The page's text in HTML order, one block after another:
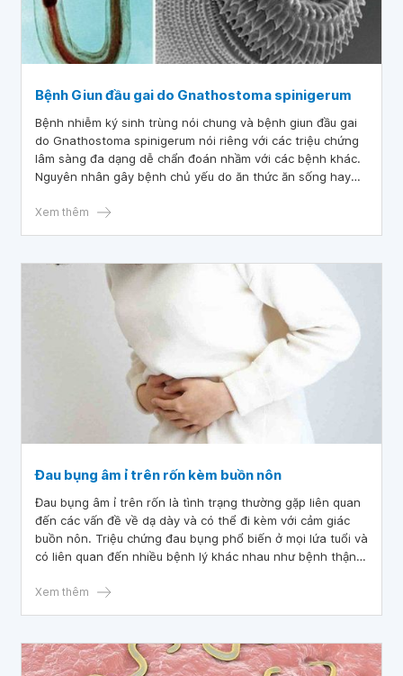
Bệnh Giun đầu gai do Gnathostoma spinigerum
Bệnh nhiễm ký sinh trùng nói chung và bệnh giun đầu gai
do Gnathostoma spinigerum nói riêng với các triệu chứng
lâm sàng đa dạng dễ chẩn đoán nhầm với các bệnh khác.
Nguyên nhân gây bệnh chủ yếu do ăn thức ăn sống hay
vùng dịch lưu hành.
Xem thêm
Đau bụng âm ỉ trên rốn kèm buồn nôn
Đau bụng âm ỉ trên rốn là tình trạng thường gặp liên quan
đến các vấn đề về dạ dày và có thể đi kèm với cảm giác
buồn nôn. Triệu chứng đau bụng phổ biến ở mọi lứa tuổi và
có liên quan đến nhiều bệnh lý khác nhau như bệnh thận,
mối liên hệ giữa các triệu chứng đau bụng và buồn nôn với
Xem thêm